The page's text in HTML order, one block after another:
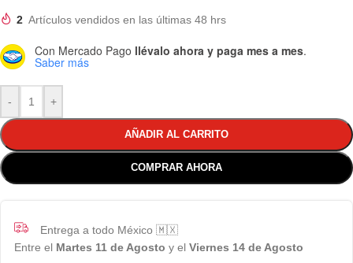
2 Artículos vendidos en las últimas 48 hrs
Con Mercado Pago llévalo ahora y paga mes a mes.
Saber más
- +
AÑADIR AL CARRITO
COMPRAR AHORA
Entrega a todo México 🇲🇽
Entre el Martes 11 de Agosto y el Viernes 14 de Agosto